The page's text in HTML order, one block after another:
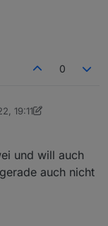
0
19:11
und will auch
auch nicht